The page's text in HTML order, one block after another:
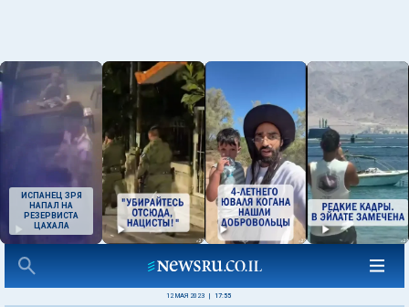
ИСПАНЕЦ ЗРЯ
НАПАЛ НА
РЕЗЕРВИСТА
ЦАХАЛА
12 МАЯ 2023 17:55